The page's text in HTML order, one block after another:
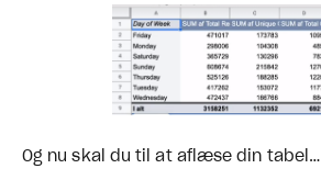
Og nu skal du til at aflæse din tabel…